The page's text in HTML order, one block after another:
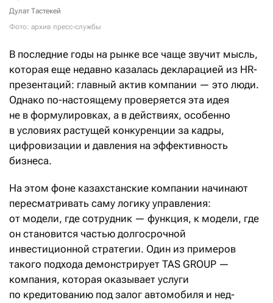
Дулат Тастекей
Фото: архив пресс-службы
В последние годы на рынке все чаще звучит мысль,
которая еще недавно казалась декларацией из HR-
презентаций: главный актив компании — это люди.
Однако по-настоящему проверяется эта идея
не в формулировках, а в действиях, особенно
в условиях растущей конкуренции за кадры,
цифровизации и давления на эффективность
бизнеса.
На этом фоне казахстанские компании начинают
пересматривать саму логику управления:
от модели, где сотрудник — функция, к модели, где
он становится частью долгосрочной
инвестиционной стратегии. Один из примеров
такого подхода демонстрирует TAS GROUP —
компания, которая оказывает услуги
по кредитованию под залог автомобиля и ­не­­­д­